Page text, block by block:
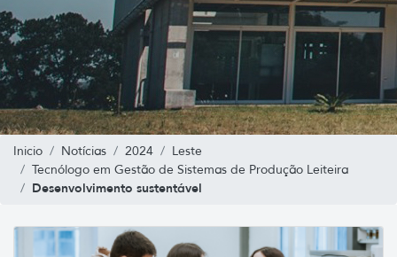
Inicio Notícias 2024
Leste
Tecnólogo em Gestão de Sistemas de Produção Leiteira
Desenvolvimento sustentável